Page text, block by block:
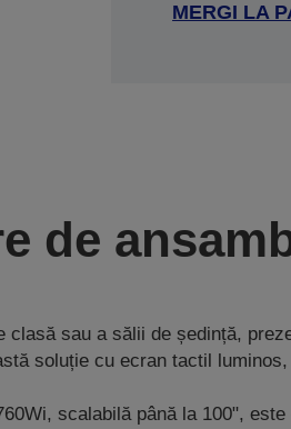
MERGI LA
de
clasă sau a sălii de ședință,
soluție cu ecran tactil
scalabilă până la 100",